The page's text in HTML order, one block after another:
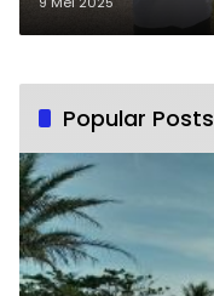
Popular Posts